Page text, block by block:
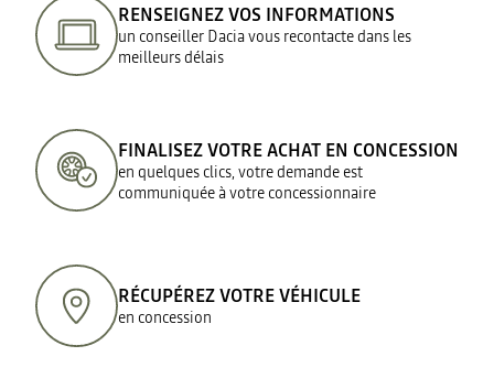
RENSEIGNEZ VOS INFORMATIONS
un conseiller Dacia vous recontacte dans les
meilleurs délais
FINALISEZ VOTRE ACHAT EN CONCESSION
en quelques clics, votre demande est
communiquée à votre concessionnaire
RÉCUPÉREZ VOTRE VÉHICULE
en concession